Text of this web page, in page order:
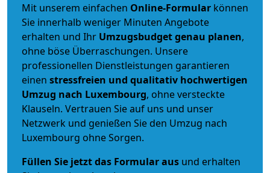
Mit unserem einfachen Online-Formular können
Sie innerhalb weniger Minuten Angebote
erhalten und Ihr Umzugsbudgetgenau planen,
ohne böse Überraschungen. Unsere
professionellen Dienstleistungen garantieren
einen stressfreien und qualitativ hochwertigen
Umzug nach Luxembourg, ohne versteckte
Klauseln. Vertrauen Sie auf uns und unser
Netzwerk und genießen Sie den Umzug nach
Luxembourg ohne Sorgen.
Füllen Sie jetzt das Formular aus und erhalten